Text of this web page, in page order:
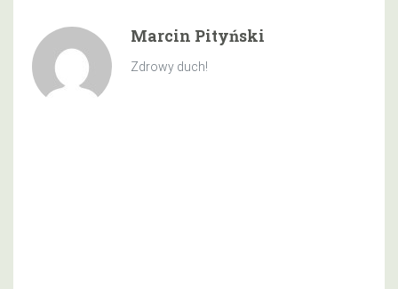
Marcin Pityński
Zdrowy duch!